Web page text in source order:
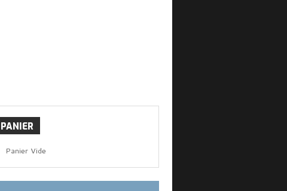
PANIER
Panier Vide